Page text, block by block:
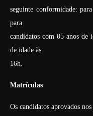
seguinte conformidade:
para
candidatos com 05 anos de
de idade às
16h.
Matrículas
Os candidatos aprovados